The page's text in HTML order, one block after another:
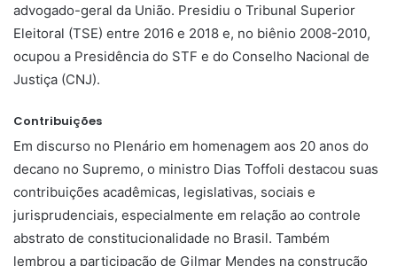
advogado-geral da União. Presidiu o Tribunal Superior
Eleitoral (TSE) entre 2016 e 2018 e, no biênio 2008-2010,
ocupou a Presidência do STF e do Conselho Nacional de
Justiça (CNJ).
Contribuições
Em discurso no Plenário em homenagem aos 20 anos do
decano no Supremo, o ministro Dias Toffoli destacou suas
contribuições acadêmicas, legislativas, sociais e
jurisprudenciais, especialmente em relação ao controle
abstrato de constitucionalidade no Brasil. Também
lembrou a participação de Gilmar Mendes na construção